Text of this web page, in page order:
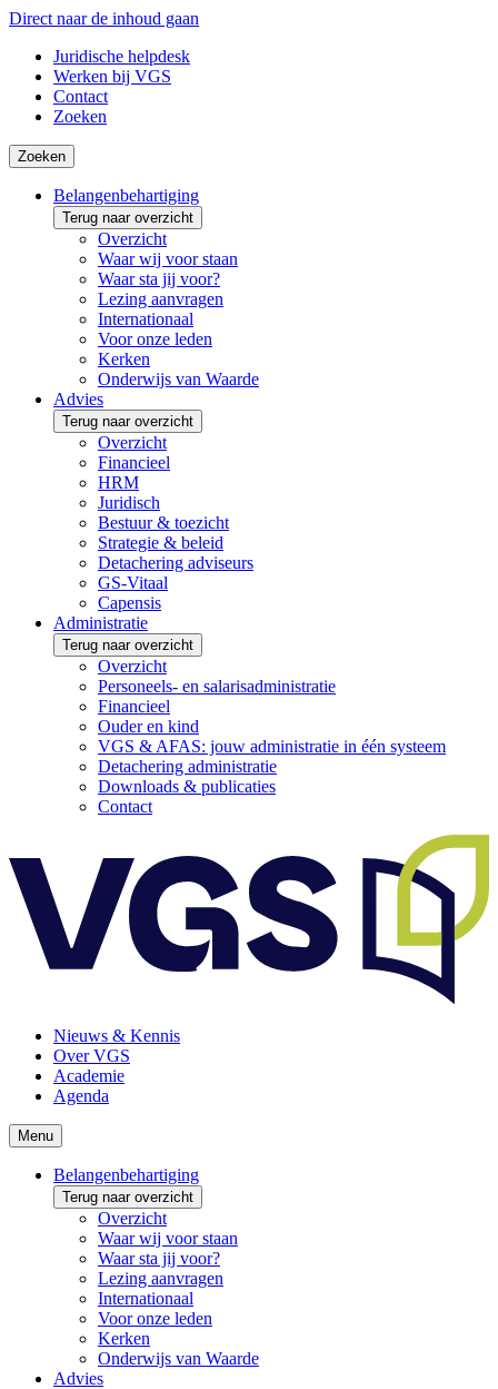
Direct naar de inhoud gaan
Juridische helpdesk
Werken bij VGS
Contact
Zoeken
Zoeken
Belangenbehartiging
Terug naar overzicht
Overzicht
Waar wij voor staan
Waar sta jij voor?
Lezing aanvragen
Internationaal
Voor onze leden
Kerken
Onderwijs van Waarde
Advies
Terug naar overzicht
Overzicht
Financieel
HRM
Juridisch
Bestuur & toezicht
Strategie & beleid
Detachering adviseurs
GS-Vitaal
Capensis
Administratie
Terug naar overzicht
Overzicht
Personeels- en salarisadministratie
Financieel
Ouder en kind
VGS & AFAS: jouw administratie in één systeem
Detachering administratie
Downloads & publicaties
Contact
Nieuws & Kennis
Over VGS
Academie
Agenda
Menu
Belangenbehartiging
Terug naar overzicht
Overzicht
Waar wij voor staan
Waar sta jij voor?
Lezing aanvragen
Internationaal
Voor onze leden
Kerken
Onderwijs van Waarde
Advies